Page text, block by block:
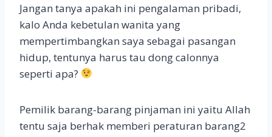
Jangan tanya apakah ini pengalaman pribadi,
kalo Anda kebetulan wanita yang
mempertimbangkan saya sebagai pasangan
hidup, tentunya harus tau dong calonnya
seperti apa?
Pemilik barang-barang pinjaman ini yaitu Allah
tentu saja berhak memberi peraturan barang2